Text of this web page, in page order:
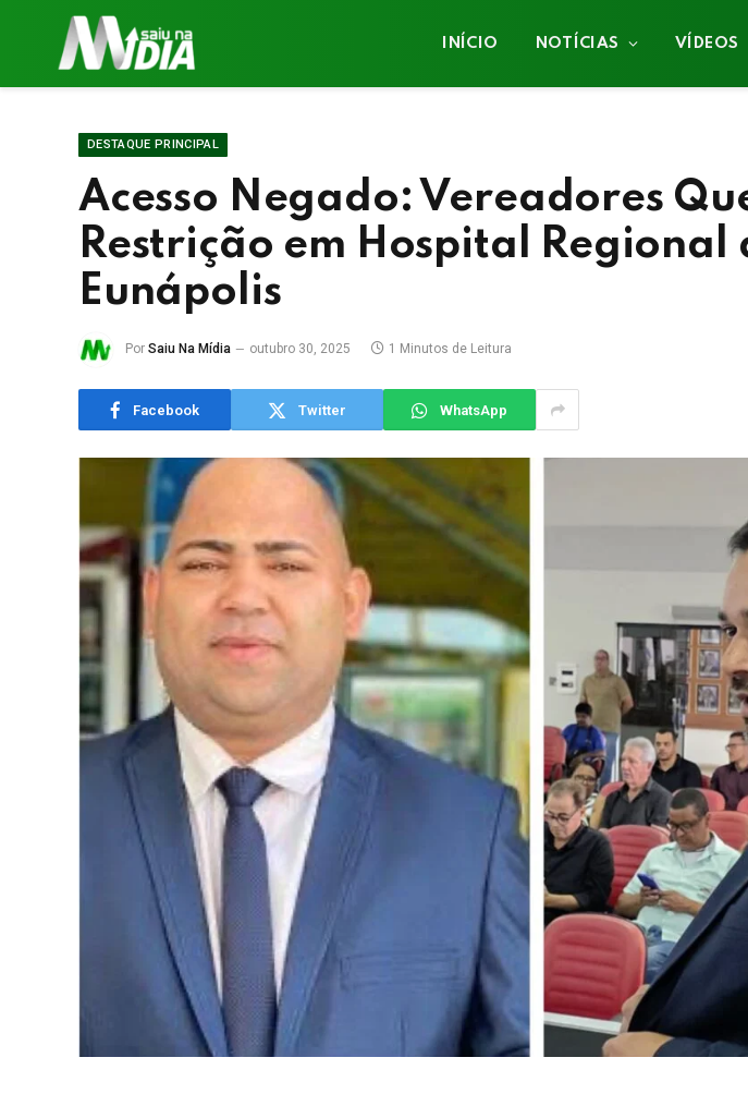
INÍCIO NOTÍCIAS VÍDEOS
DESTAQUE PRINCIPAL
Acesso Negado: Vereadores
Restrição em Hospital Regional
Eunápolis
Por Saiu Na Mídia outubro 30, 2025 1 Minutos de Leitura
Facebook Twitter WhatsApp